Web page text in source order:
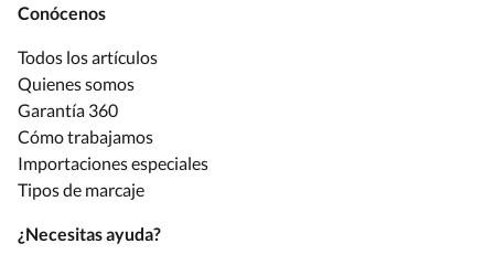
Conócenos
Todos los artículos
Quienes somos
Garantía 360
Cómo trabajamos
Importaciones especiales
Tipos de marcaje
¿Necesitas ayuda?